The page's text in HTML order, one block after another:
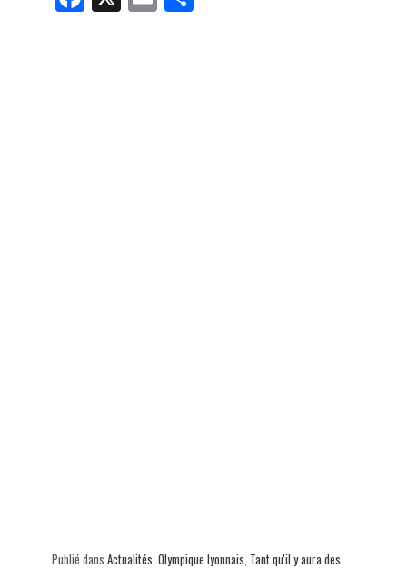
ce m rt
Publié dans Actualités Olympique lyonnais Tant qu'il y aura des